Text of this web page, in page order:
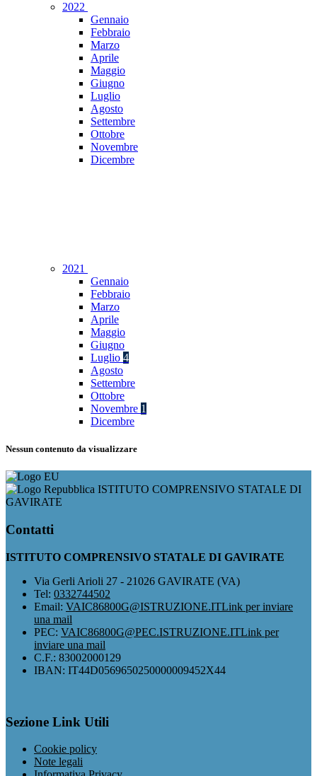
2022
Gennaio
Febbraio
Marzo
Aprile
Maggio
Giugno
Luglio
Agosto
Settembre
Ottobre
Novembre
Dicembre
2021
Gennaio
Febbraio
Marzo
Aprile
Maggio
Giugno
Luglio 4
Agosto
Settembre
Ottobre
Novembre 1
Dicembre
Nessun contenuto da visualizzare
ISTITUTO COMPRENSIVO STATALE DI
GAVIRATE
Contatti
ISTITUTO COMPRENSIVO STATALE DI GAVIRATE
Via Gerli Arioli 27 - 21026 GAVIRATE (VA)
Tel: 0332744502
Email: VAIC86800G@ISTRUZIONE.ITLink per inviare
una mail
PEC: VAIC86800G@PEC.ISTRUZIONE.ITLink per
inviare una mail
C.F.: 83002000129
IBAN: IT44D0569650250000009452X44
Sezione Link Utili
Cookie policy
Note legali